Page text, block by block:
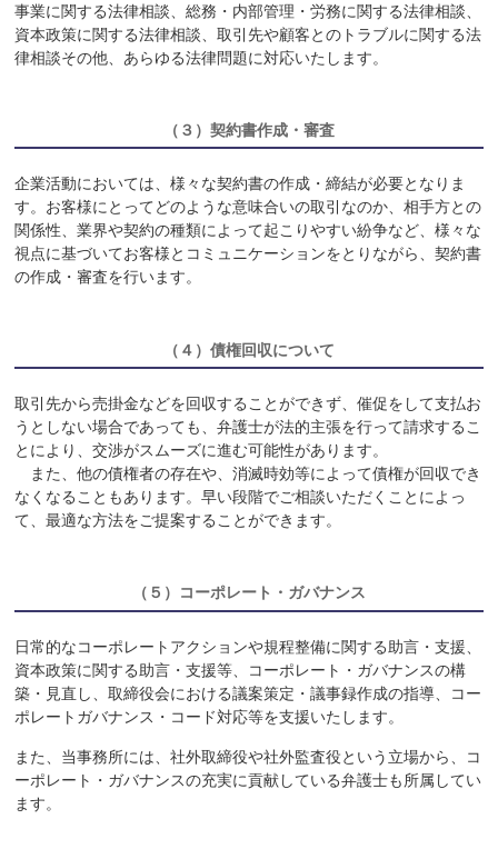
事業に関する法律相談、総務・内部管理・労務に関する法律相談、
資本政策に関する法律相談、取引先や顧客とのトラブルに関する法
律相談その他、あらゆる法律問題に対応いたします。
（３） 契約書作成・審査
企業活動においては、様々な契約書の作成・締結が必要となりま
す。お客様にとってどのような意味合いの取引なのか、相手方との
関係性、業界や契約の種類によって起こりやすい紛争など、様々な
視点に基づいてお客様とコミュニケーションをとりながら、契約書
の作成・審査を行います。
（４） 債権回収について
取引先から売掛金などを回収することができず、催促をして支払お
うとしない場合であっても、弁護士が法的主張を行って請求するこ
とにより、交渉がスムーズに進む可能性があります。
また、他の債権者の存在や、消滅時効等によって債権が回収でき
なくなることもあります。早い段階でご相談いただくことによっ
て、最適な方法をご提案することができます。
（５） コーポレート・ガバナンス
日常的なコーポレートアクションや規程整備に関する助言・支援、
資本政策に関する助言・支援等、コーポレート・ガバナンスの構
築・見直し、取締役会における議案策定・議事録作成の指導、コー
ポレートガバナンス・コード対応等を支援いたします。
また、当事務所には、社外取締役や社外監査役という立場から、コ
ーポレート・ガバナンスの充実に貢献している弁護士も所属してい
ます。